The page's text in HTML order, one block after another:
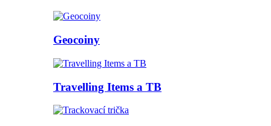
Geocoiny
Travelling Items a TB